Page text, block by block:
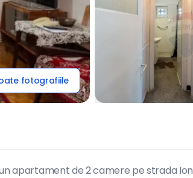
fotografiile
apartament de 2 camere pe strada Ion